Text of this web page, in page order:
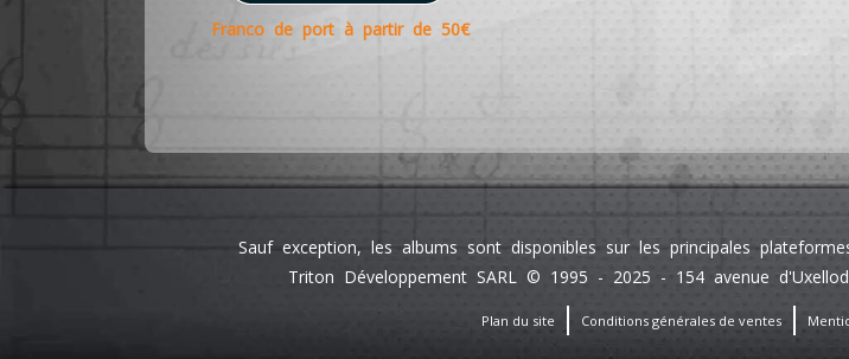
Franco de port à partir de 50€
Sauf exception, les albums sont disponibles sur les principales
Triton Développement SARL © 1995 - 2025 - 154 avenue
Plan du site Conditions générales de ventes